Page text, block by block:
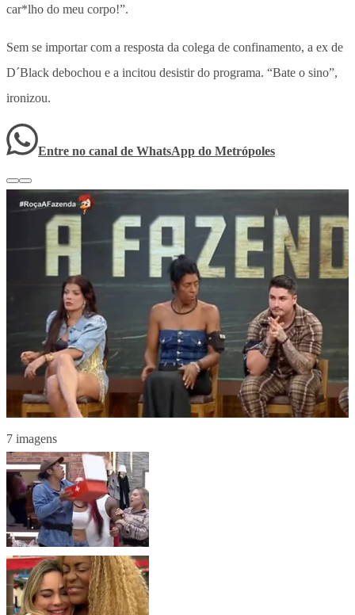
car*lho do meu corpo!”.
Sem se importar com a resposta da colega de confinamento, a ex de
D´Black debochou e a incitou desistir do programa. “Bate o sino”,
ironizou.
Entre no canal de WhatsApp do Metrópoles
7 imagens